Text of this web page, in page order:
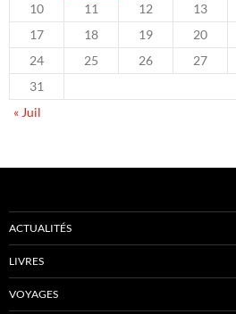
10
11 12 13
17
18 19 20
24
25 26 27
31
« Juil
ACTUALITÉS
LIVRES
VOYAGES